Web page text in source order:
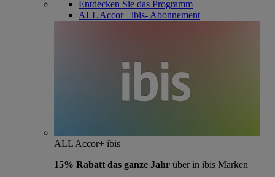
Entdecken Sie das Programm
ALL Accor+ ibis- Abonnement
ALL Accor+ ibis
15% Rabatt das ganze Jahr über in ibis Marken